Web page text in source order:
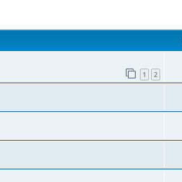
1 2